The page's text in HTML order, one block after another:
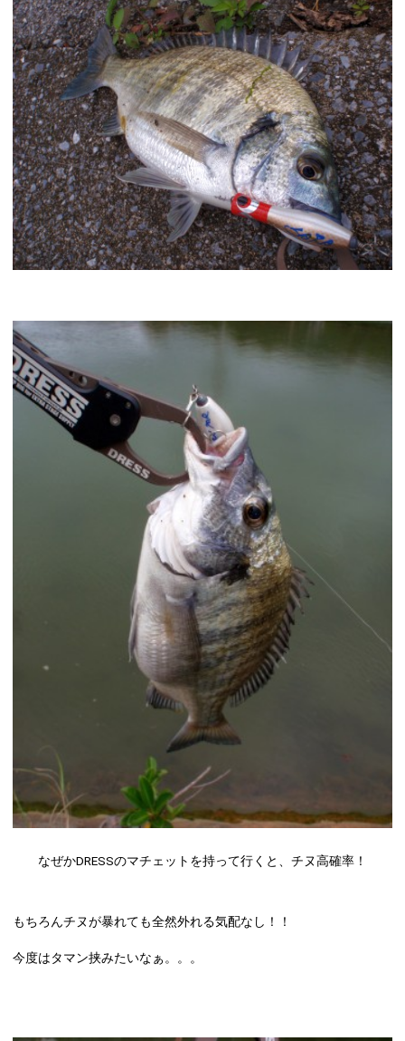
なぜかDRESSのマチェットを持って行くと、チヌ高確率！
もちろんチヌが暴れても全然外れる気配なし！！
今度はタマン挟みたいなぁ。。。